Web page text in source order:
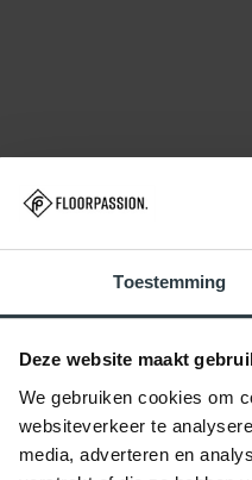
Toestemming
Deze website maakt
We gebruiken cookies om
websiteverkeer te
media, adverteren en